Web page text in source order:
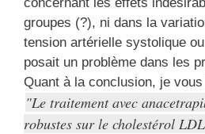
groupes (?), ni dans la
tension artérielle systolique
posait un problème dans les
Quant à la conclusion, je vous
Le traitement avec
robustes sur le cholestérol